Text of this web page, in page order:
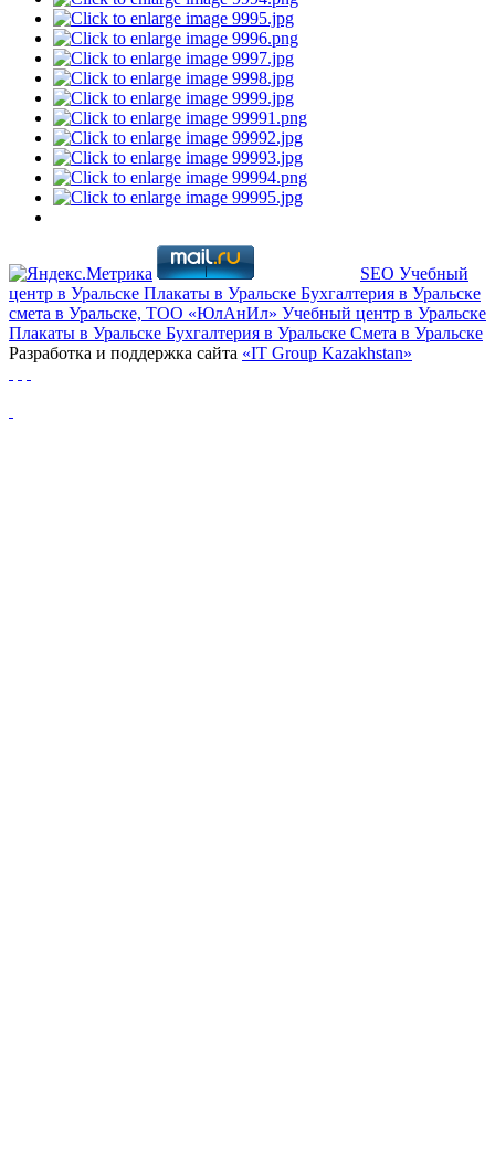
SEO Учебный
центр в Уральске Плакаты в Уральске Бухгалтерия в Уральске
смета в Уральске, ТОО «ЮлАнИл» Учебный центр в Уральске
Плакаты в Уральске Бухгалтерия в Уральске Cмета в Уральске
Разработка и поддержка сайта «IT Group Kazakhstan»